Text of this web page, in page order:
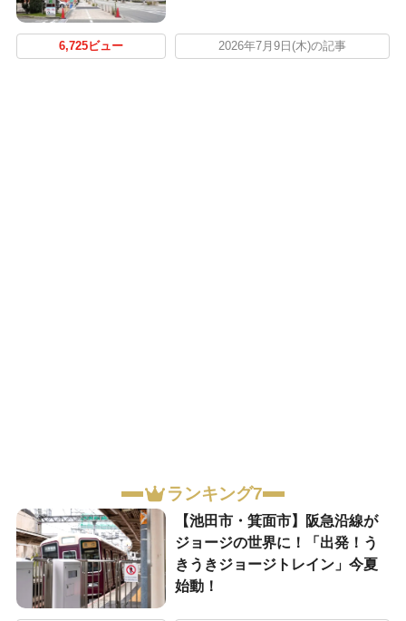
6,725ビュー 2026年7月9日(木)の記事
ランキング7
【池田市・箕面市】阪急沿線が
ジョージの世界に！「出発！う
きうきジョージトレイン」今夏
始動！